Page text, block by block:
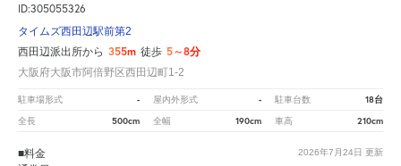
ID:305055326
タイムズ西田辺駅前第2
西田辺派出所から 355m 徒歩 5～8分
大阪府大阪市阿倍野区西田辺町1-2
駐車場形式 - 屋内外形式 - 駐車台数 18台
全長 500cm 全幅 190cm 車高 210cm
2026年7月24日 更新
■料金